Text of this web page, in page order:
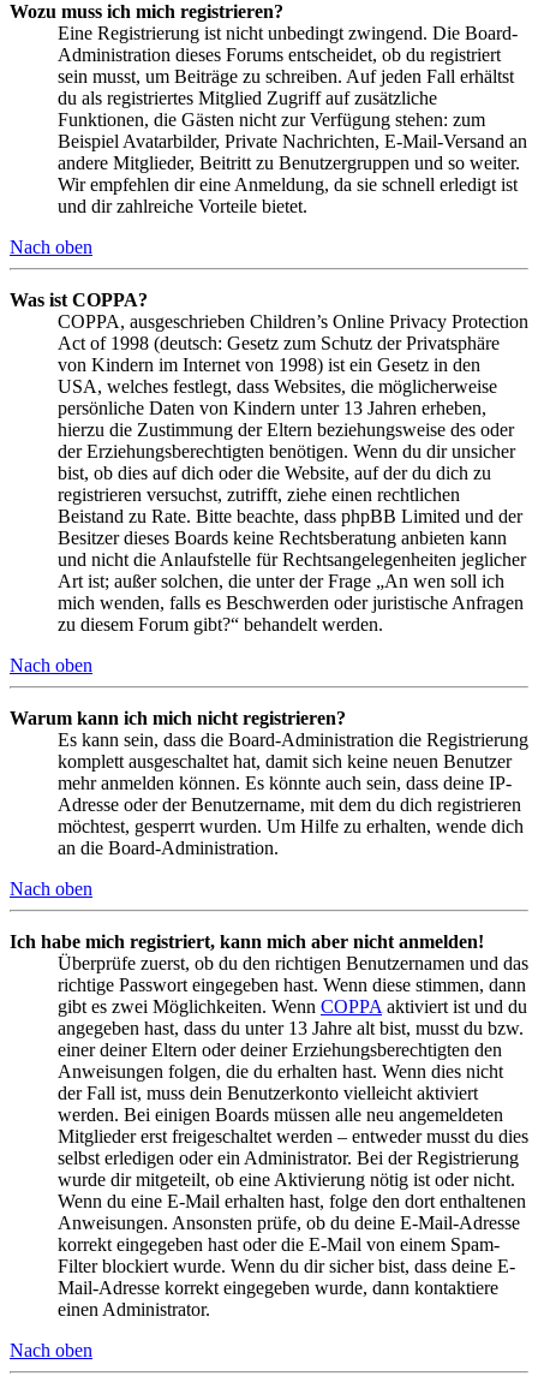
Wozu muss ich mich registrieren?
Eine Registrierung ist nicht unbedingt zwingend. Die Board-
Administration dieses Forums entscheidet, ob du registriert
sein musst, um Beiträge zu schreiben. Auf jeden Fall erhältst
du als registriertes Mitglied Zugriff auf zusätzliche
Funktionen, die Gästen nicht zur Verfügung stehen: zum
Beispiel Avatarbilder, Private Nachrichten, E-Mail-Versand an
andere Mitglieder, Beitritt zu Benutzergruppen und so weiter.
Wir empfehlen dir eine Anmeldung, da sie schnell erledigt ist
und dir zahlreiche Vorteile bietet.
Nach oben
Was ist COPPA?
COPPA, ausgeschrieben Children’s Online Privacy Protection
Act of 1998 (deutsch: Gesetz zum Schutz der Privatsphäre
von Kindern im Internet von 1998) ist ein Gesetz in den
USA, welches festlegt, dass Websites, die möglicherweise
persönliche Daten von Kindern unter 13 Jahren erheben,
hierzu die Zustimmung der Eltern beziehungsweise des oder
der Erziehungsberechtigten benötigen. Wenn du dir unsicher
bist, ob dies auf dich oder die Website, auf der du dich zu
registrieren versuchst, zutrifft, ziehe einen rechtlichen
Beistand zu Rate. Bitte beachte, dass phpBB Limited und der
Besitzer dieses Boards keine Rechtsberatung anbieten kann
und nicht die Anlaufstelle für Rechtsangelegenheiten jeglicher
Art ist; außer solchen, die unter der Frage „An wen soll ich
mich wenden, falls es Beschwerden oder juristische Anfragen
zu diesem Forum gibt?“ behandelt werden.
Nach oben
Warum kann ich mich nicht registrieren?
Es kann sein, dass die Board-Administration die Registrierung
komplett ausgeschaltet hat, damit sich keine neuen Benutzer
mehr anmelden können. Es könnte auch sein, dass deine IP-
Adresse oder der Benutzername, mit dem du dich registrieren
möchtest, gesperrt wurden. Um Hilfe zu erhalten, wende dich
an die Board-Administration.
Nach oben
Ich habe mich registriert, kann mich aber nicht anmelden!
Überprüfe zuerst, ob du den richtigen Benutzernamen und das
richtige Passwort eingegeben hast. Wenn diese stimmen, dann
gibt es zwei Möglichkeiten. Wenn COPPA aktiviert ist und du
angegeben hast, dass du unter 13 Jahre alt bist, musst du bzw.
einer deiner Eltern oder deiner Erziehungsberechtigten den
Anweisungen folgen, die du erhalten hast. Wenn dies nicht
der Fall ist, muss dein Benutzerkonto vielleicht aktiviert
werden. Bei einigen Boards müssen alle neu angemeldeten
Mitglieder erst freigeschaltet werden – entweder musst du dies
selbst erledigen oder ein Administrator. Bei der Registrierung
wurde dir mitgeteilt, ob eine Aktivierung nötig ist oder nicht.
Wenn du eine E-Mail erhalten hast, folge den dort enthaltenen
Anweisungen. Ansonsten prüfe, ob du deine E-Mail-Adresse
korrekt eingegeben hast oder die E-Mail von einem Spam-
Filter blockiert wurde. Wenn du dir sicher bist, dass deine E-
Mail-Adresse korrekt eingegeben wurde, dann kontaktiere
einen Administrator.
Nach oben